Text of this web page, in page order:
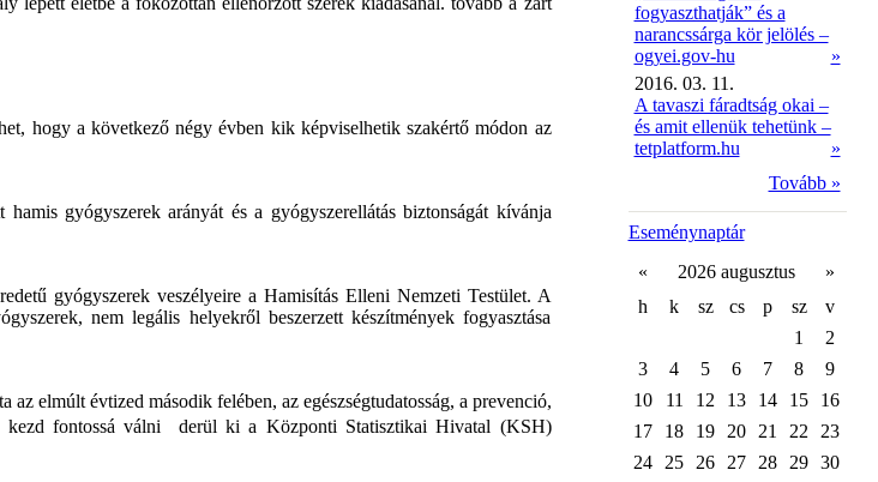
hogy a következő négy évben kik képviselhetik szakértő módon az
gyógyszerek arányát és a gyógyszerellátás biztonságát kívánja
gyógyszerek veszélyeire a Hamisítás Elleni Nemzeti Testület. A
nem legális helyekről beszerzett készítmények fogyasztása
az elmúlt évtized második felében, az egészségtudatosság, a prevenció,
kezd fontossá válni  derül ki a Központi Statisztikai Hivatal (KSH)
fogyaszthatják” és a
narancssárga kör jelölés –
ogyei.gov-hu
»
2016. 03. 11.
A tavaszi fáradtság okai –
és amit ellenük tehetünk –
tetplatform.hu
»
Tovább »
Eseménynaptár
«
2026 augusztus
»
h
k sz cs p sz
v
1
2
3
4 5 6 7 8
9
10
11 12 13 14 15
16
17
18 19 20 21 22
23
24
25 26 27 28 29 30